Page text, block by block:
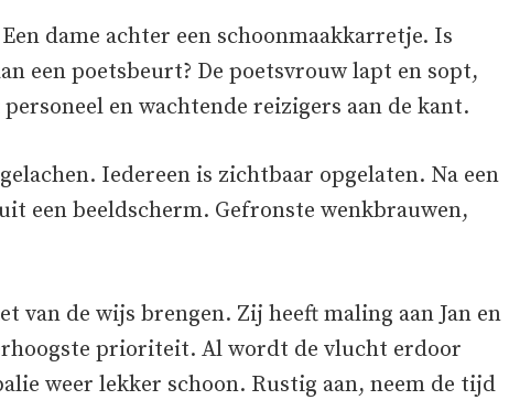
dame achter een schoonmaakkarretje. Is
een poetsbeurt? De poetsvrouw lapt en sopt,
en wachtende reizigers aan de kant.
Iedereen is zichtbaar opgelaten. Na een
een beeldscherm. Gefronste wenkbrauwen,
van de wijs brengen. Zij heeft maling aan Jan en
prioriteit. Al wordt de vlucht erdoor
weer lekker schoon. Rustig aan, neem de tijd